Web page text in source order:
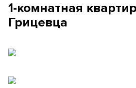
1-комнатная
Грицевца